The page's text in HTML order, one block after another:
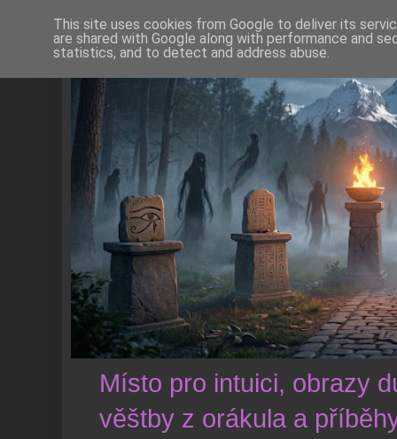
Místo pro intuici, obrazy
věštby z orákula a
This site uses cookies from Google to deliver its
are shared with Google along with performance and
statistics, and to detect and address abuse.